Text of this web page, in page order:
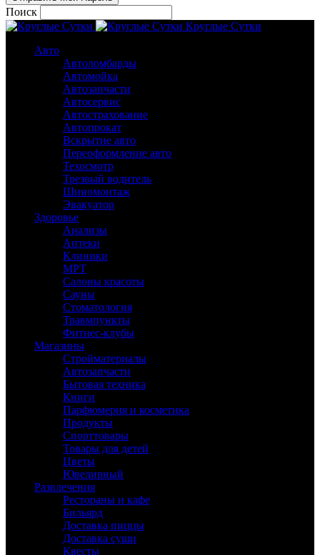
Поиск
Круглые Сутки
Авто
Автоломбарды
Автомойка
Автозапчасти
Автосервис
Автострахование
Автопрокат
Вскрытие авто
Переоформление авто
Техосмотр
Трезвый водитель
Шиномонтаж
Эвакуатор
Здоровье
Анализы
Аптеки
Клиники
МРТ
Салоны красоты
Сауны
Стоматология
Травмпункты
Фитнес-клубы
Магазины
Стройматериалы
Автозапчасти
Бытовая техника
Книги
Парфюмерия и косметика
Продукты
Спорттовары
Товары для детей
Цветы
Ювелирный
Развлечения
Рестораны и кафе
Бильярд
Доставка пиццы
Доставка суши
Квесты